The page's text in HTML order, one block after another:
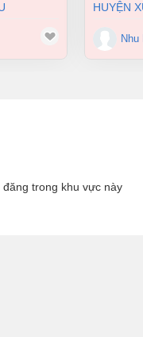
TỶ
HUYỆN
24,7 TỶNhu
trong khu vực này